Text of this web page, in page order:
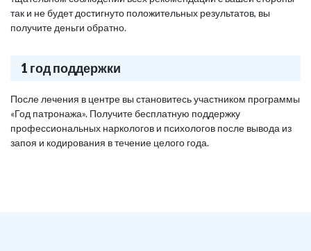
так и не будет достигнуто положительных результатов, вы
получите деньги обратно.
1 год поддержки
После лечения в центре вы становитесь участником программы
«Год патронажа». Получите бесплатную поддержку
профессиональных наркологов и психологов после вывода из
запоя и кодирования в течение целого года.